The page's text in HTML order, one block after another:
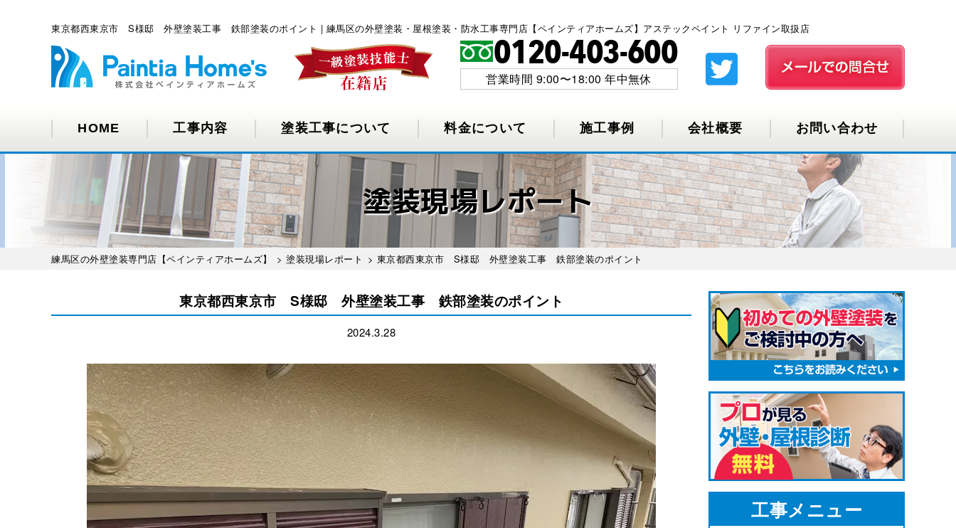
東京都西東京市 S様邸 外壁塗装工事 鉄部塗装のポイント | 練馬区の外壁塗装・屋根塗装・防水工事専門店【ペインティアホームズ】アステックペイント リファイン取扱店
営業時間 9:00〜18:00 年中無休
HOME 工事内容 塗装工事について 料金について 施工事例 会社概要 お問い合わせ
塗装現場レポート
練馬区の外壁塗装専門店【ペインティアホームズ】 > 塗装現場レポート > 東京都西東京市 S様邸 外壁塗装工事 鉄部塗装のポイント
東京都西東京市 S様邸 外壁塗装工事 鉄部塗装のポイント
2024.3.28
工事メニュー